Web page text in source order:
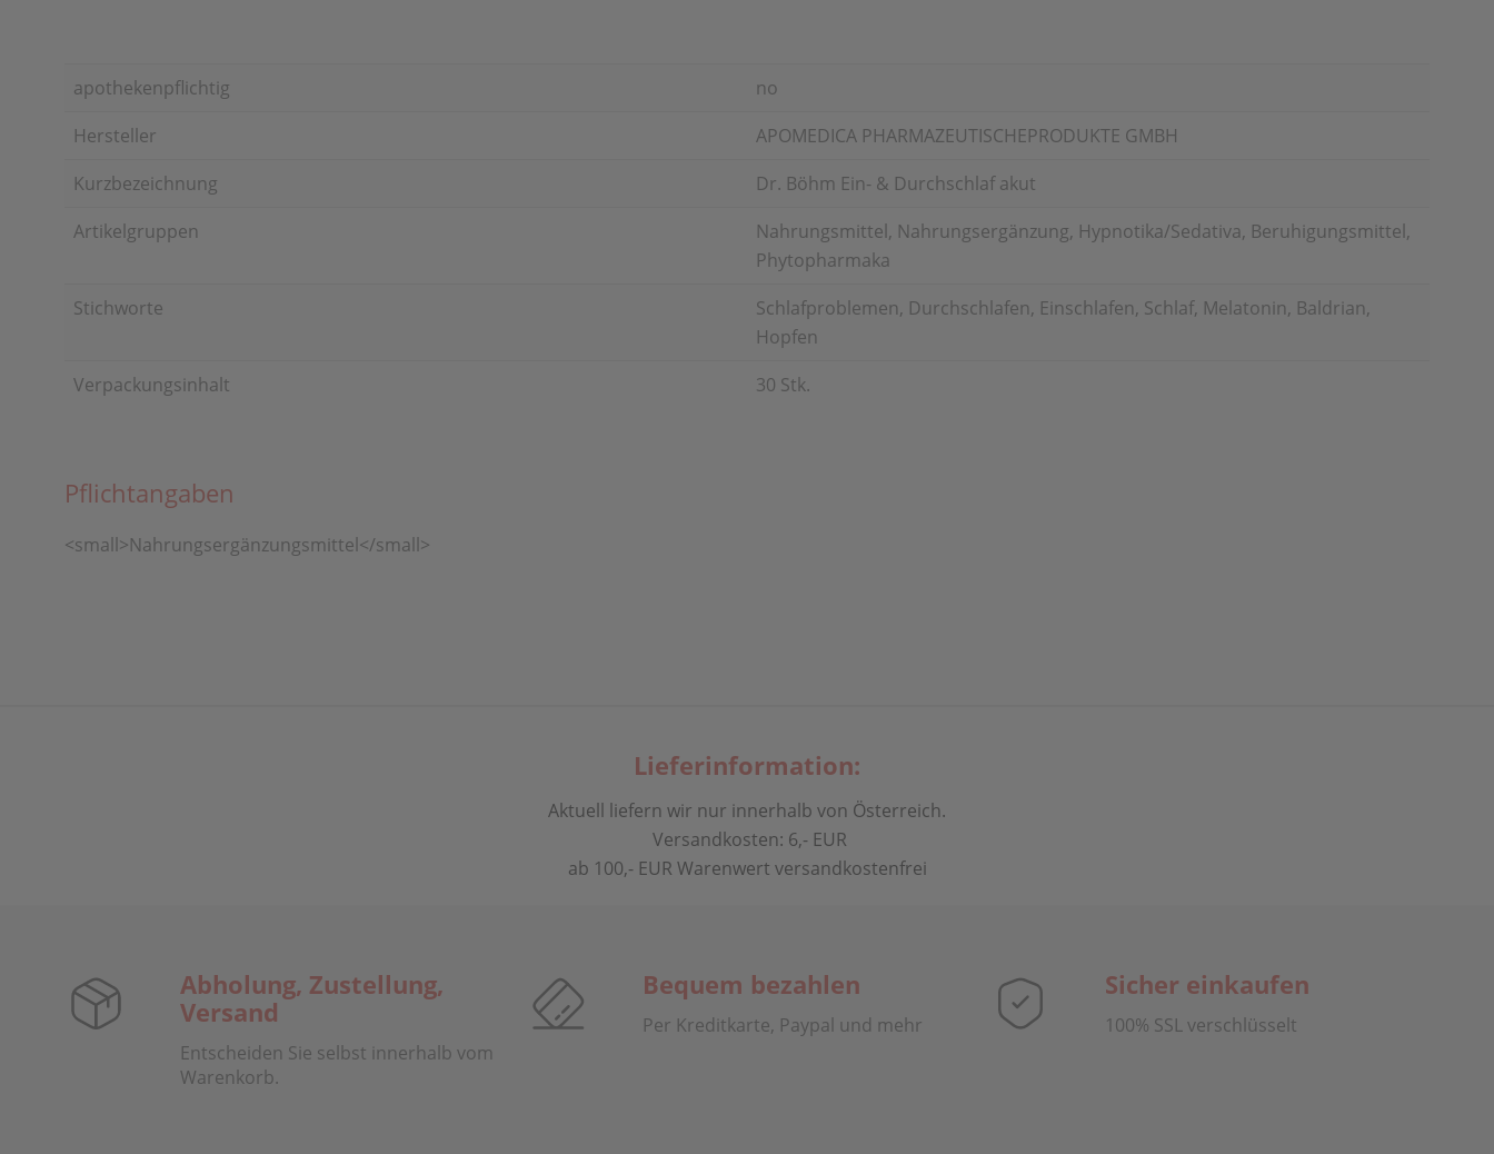
apothekenpflichtig
no
Hersteller
APOMEDICA PHARMAZEUTISCHEPRODUKTE GMBH
Kurzbezeichnung
Dr. Böhm Ein- & Durchschlaf akut
Artikelgruppen
Nahrungsmittel, Nahrungsergänzung, Hypnotika/Sedativa, Beruhigungsmittel,
Phytopharmaka
Stichworte
Schlafproblemen, Durchschlafen, Einschlafen, Schlaf, Melatonin, Baldrian,
Hopfen
Verpackungsinhalt
30 Stk.
Pflichtangaben
<small>Nahrungsergänzungsmittel</small>
Lieferinformation:
Aktuell liefern wir nur innerhalb von Österreich.
Versandkosten: 6,- EUR
ab 100,- EUR Warenwert versandkostenfrei
Abholung, Zustellung,
Versand
Entscheiden Sie selbst innerhalb vom
Warenkorb.
Bequem bezahlen
Per Kreditkarte, Paypal und mehr
Sicher einkaufen
100% SSL verschlüsselt